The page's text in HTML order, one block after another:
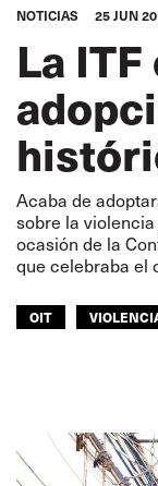
NOTICIAS 25 JUN
La
Acaba de
sobre la
ocasión de la
que celebraba el
OIT
TRANSPORTE